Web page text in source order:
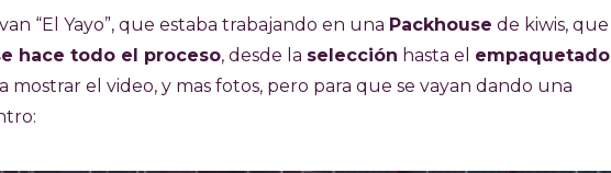
“El Yayo”, que estaba trabajando en una Packhouse de kiwis, que
hace todo el proceso, desde la selección hasta el empaquetado
mostrar el video, y mas fotos, pero para que se vayan dando una